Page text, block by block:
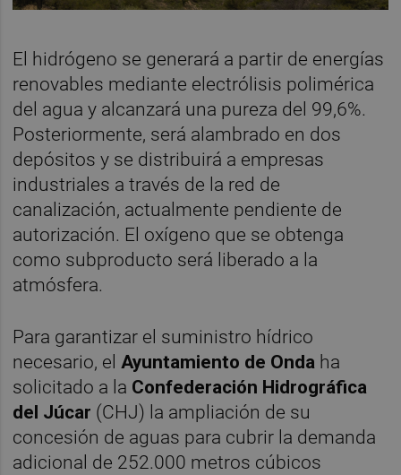
El hidrógeno se generará a partir de energías
renovables mediante electrólisis polimérica
del agua y alcanzará una pureza del 99,6%.
Posteriormente, será alambrado en dos
depósitos y se distribuirá a empresas
industriales a través de la red de
canalización, actualmente pendiente de
autorización. El oxígeno que se obtenga
como subproducto será liberado a la
atmósfera.
Para garantizar el suministro hídrico
necesario, el Ayuntamiento de Onda ha
solicitado a la Confederación Hidrográfica
del Júcar (CHJ) la ampliación de su
concesión de aguas para cubrir la demanda
adicional de 252.000 metros cúbicos